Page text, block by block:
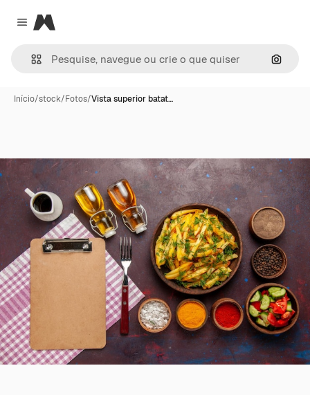
Close menu
Magnific
Início/stock/Fotos/Vista superior batat…